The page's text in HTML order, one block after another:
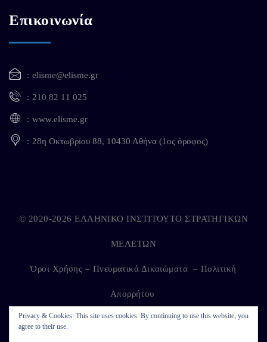
Επικοινωνία
elisme@elisme.gr
210 82 11 025
www.elisme.gr
28η Οκτωβρίου 88, 10430 Αθήνα (1ος όροφος)
Privacy & Cookies: This site uses cookies. By continuing to use this website, you
agree to their use.
© 2020-2026 ΕΛΛΗΝΙΚΟ ΙΝΣΤΙΤΟΥΤΟ ΣΤΡΑΤΗΓΙΚΩΝ
ΜΕΛΕΤΩΝ
Όροι Χρήσης – Πνευματικά Δικαιώματα – Πολιτική
Απορρήτου
Developed by